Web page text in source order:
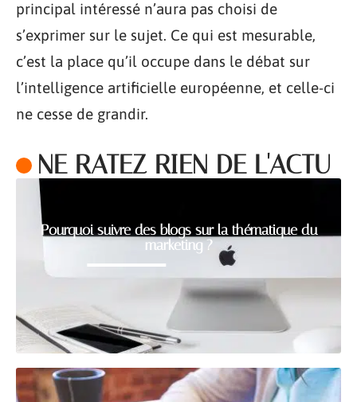
principal intéressé n’aura pas choisi de
s’exprimer sur le sujet. Ce qui est mesurable,
c’est la place qu’il occupe dans le débat sur
l’intelligence artificielle européenne, et celle-ci
ne cesse de grandir.
NE RATEZ RIEN DE L'ACTU
Pourquoi suivre des blogs sur la thématique du
marketing ?